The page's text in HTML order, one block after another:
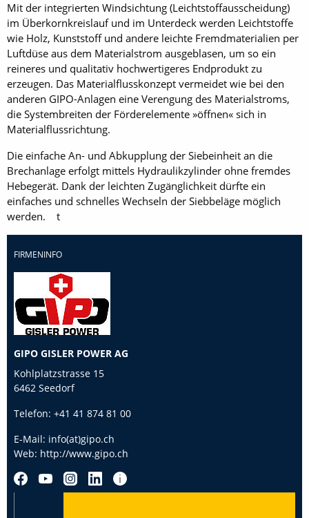
Mit der integrierten Windsichtung (Leichtstoffausscheidung)
im Überkornkreislauf und im Unterdeck werden Leichtstoffe
wie Holz, Kunststoff und andere leichte Fremdmaterialien per
Luftdüse aus dem Materialstrom ausgeblasen, um so ein
reineres und qualitativ hochwertigeres Endprodukt zu
erzeugen. Das Materialflusskonzept vermeidet wie bei den
anderen GIPO-Anlagen eine Verengung des Materialstroms,
die Systembreiten der Förderelemente »öffnen« sich in
Materialflussrichtung.
Die einfache An- und Abkupplung der Siebeinheit an die
Brechanlage erfolgt mittels Hydraulikzylinder ohne fremdes
Hebegerät. Dank der leichten Zugänglichkeit dürfte ein
einfaches und schnelles Wechseln der Siebbeläge möglich
werden. t
FIRMENINFO
GIPO GISLER POWER AG
Kohlplatzstrasse 15
6462 Seedorf
Telefon: +41 41 874 81 00
E-Mail: info(at)gipo.ch
Web: http://www.gipo.ch